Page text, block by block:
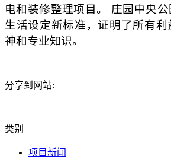
电和装修整理项目。 庄园中央
生活设定新标准，证明了所有
神和专业知识。
分享到网站:
类别
项目新闻